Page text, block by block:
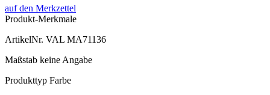
auf den Merkzettel
Produkt-Merkmale
ArtikelNr. VAL MA71136
Maßstab keine Angabe
Produkttyp Farbe